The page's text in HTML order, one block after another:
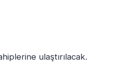
ulaştırılacak.